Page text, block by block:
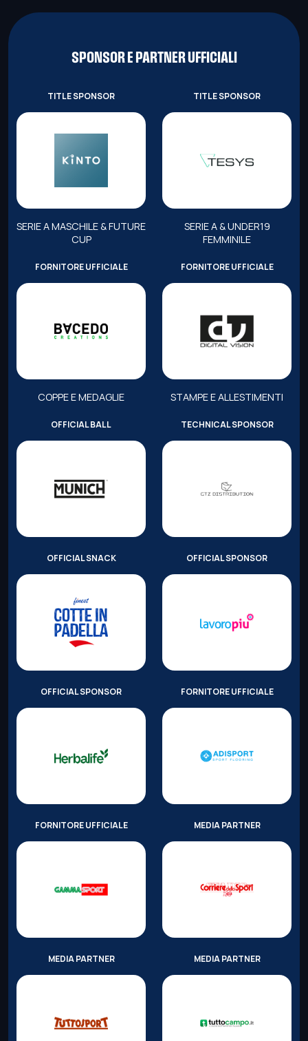
SPONSOR E PARTNER UFFICIALI
TITLE SPONSOR
SERIE A MASCHILE & FUTURE
CUP
TITLE SPONSOR
SERIE A & UNDER19
FEMMINILE
FORNITORE UFFICIALE
COPPE E MEDAGLIE
FORNITORE UFFICIALE
STAMPE E ALLESTIMENTI
OFFICIAL BALL TECHNICAL SPONSOR
OFFICIAL SNACK OFFICIAL SPONSOR
OFFICIAL SPONSOR FORNITORE UFFICIALE
FORNITORE UFFICIALE MEDIA PARTNER
MEDIA PARTNER MEDIA PARTNER